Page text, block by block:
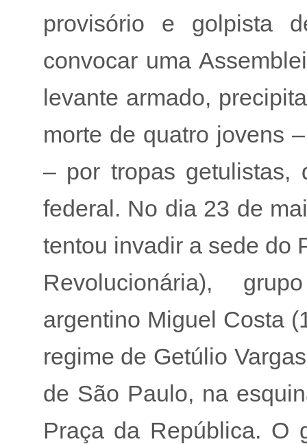
provisório e golpista
convocar uma
levante armado,
morte de quatro jovens
– por tropas getulistas,
federal. No dia 23 de
tentou invadir a sede do
Revolucionária),
argentino Miguel Costa
regime de Getúlio
de São Paulo, na
Praça da República. O